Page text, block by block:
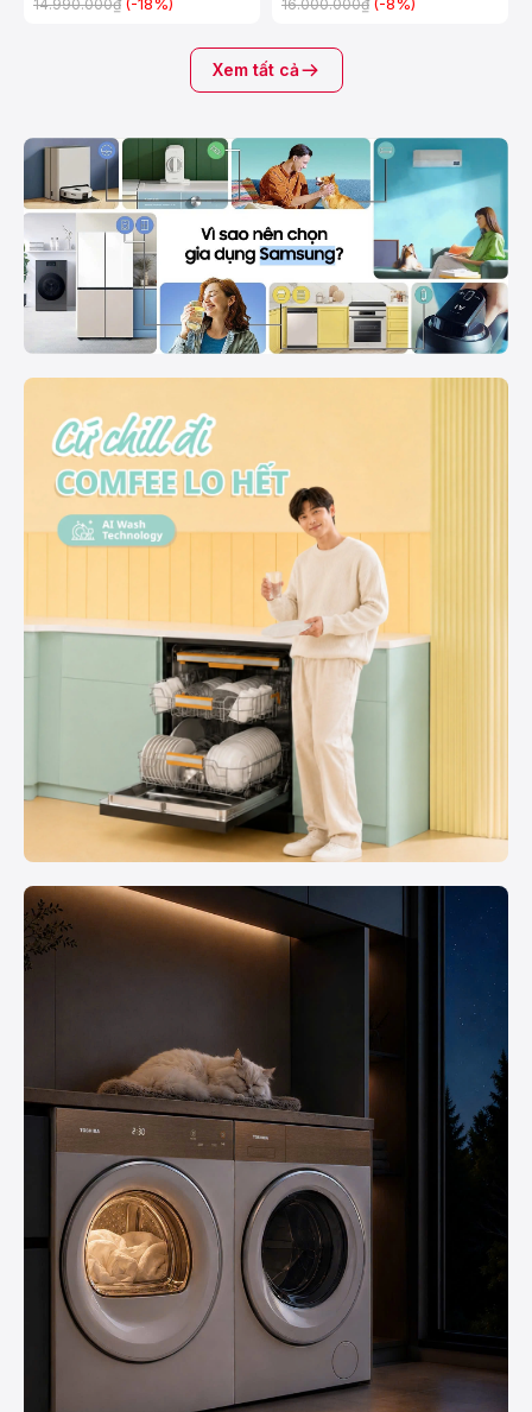
14.990.000₫ 16.000.000₫
Xem tất cả